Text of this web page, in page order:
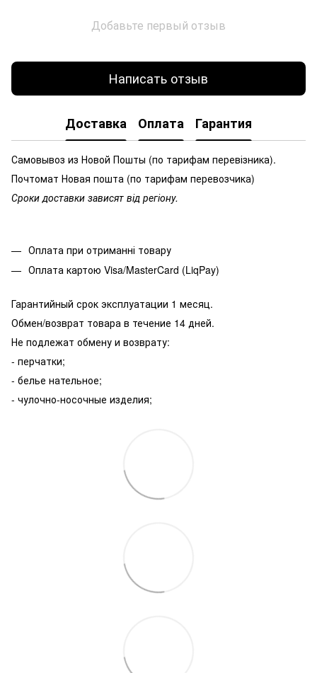
Добавьте первый отзыв
Написать отзыв
Доставка Оплата Гарантия
Самовывоз из Новой Пошты (по тарифам перевізника).
Почтомат Новая пошта (по тарифам перевозчика)
Сроки доставки зависят від регіону.
Оплата при отриманні товару
Оплата картою Visa/MasterCard (LiqPay)
Гарантийный срок эксплуатации 1 месяц.
Обмен/возврат товара в течение 14 дней.
Не подлежат обмену и возврату:
- перчатки;
- белье нательное;
- чулочно-носочные изделия;